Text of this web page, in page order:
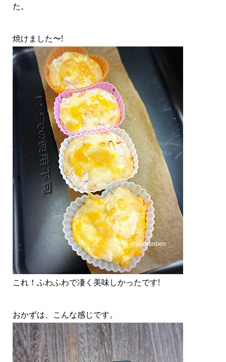
た。
焼けました〜!
これ！ふわふわで凄く美味しかったです!
おかずは、こんな感じです。